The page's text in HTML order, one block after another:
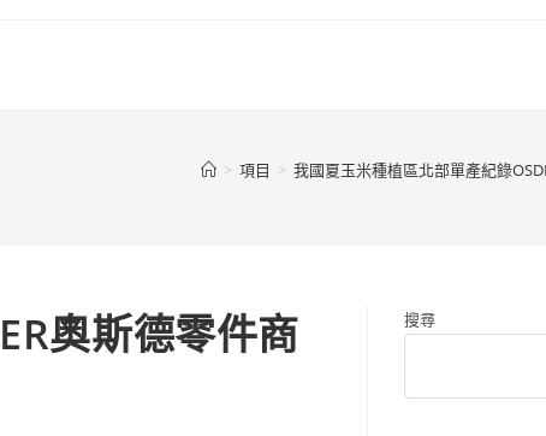
> 項目 > 我國夏玉米種植區北部單產紀錄
奧斯德零件商
搜尋